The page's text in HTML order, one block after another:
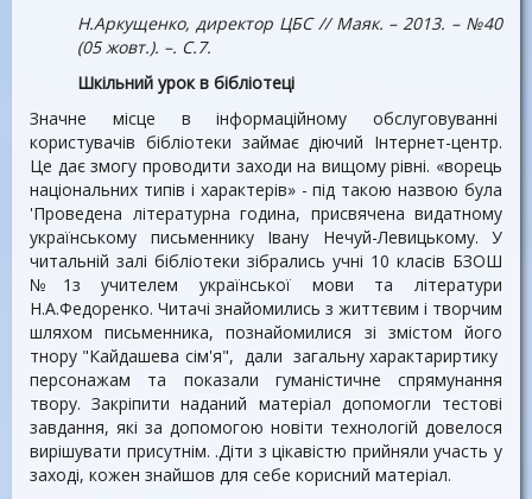
Н.Аркущенко, директор ЦБС // Маяк. – 2013. – №40
(05 жовт.). –. С.7.
Шкільний урок в бібліотеці
Значне місце в інформаційному обслуговуванні
користувачів бібліотеки займає діючий Інтернет-центр.
Це дає змогу проводити заходи на вищому рівні. «ворець
національних типів і характерів» - під такою назвою була
'Проведена літературна година, присвячена видатному
українському письменнику Івану Нечуй-Левицькому. У
читальній залі бібліотеки зібрались учні 10 класів БЗОШ
№1з учителем української мови та літератури
Н.А.Федоренко. Читачі знайомились з життєвим і творчим
шляхом письменника, познайомилися зі змістом його
тнору "Кайдашева сім'я", дали загальну характариртику
персонажам та показали гуманістичне спрямунання
твору. Закріпити наданий матеріал допомогли тестові
завдання, які за допомогою новіти технологій довелося
вирішувати присутнім. .Діти з цікавістю прийняли участь у
заході, кожен знайшов для себе корисний матеріал.